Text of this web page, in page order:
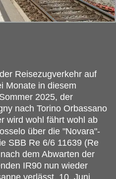
Reisezugverkehr auf
Monate in diesem
2025, der
nach Torino Orbassano
wird wohl fährt wohl ab
über die "Novara"-
SBB Re 6/6 11639 (Re
dem Abwarten der
IR90 nun wieder